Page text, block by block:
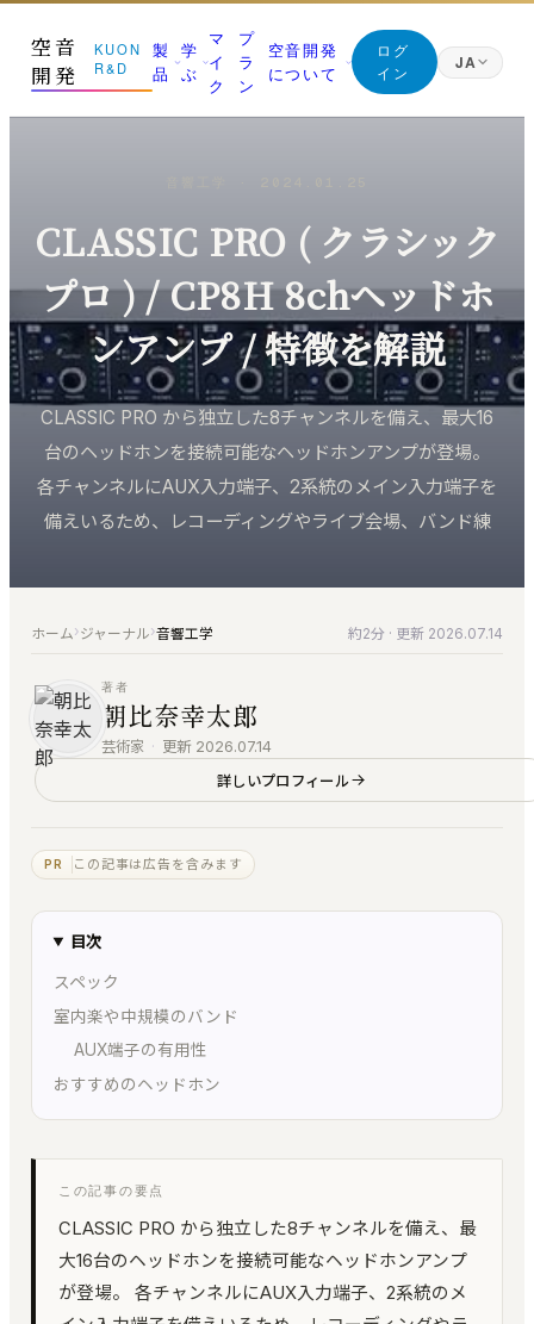
空音
開発
KUON
R&D
製
品
02 録る
その日を捉える｜P-86S・KUON DAW・KUON
DAR・LESSON RECORDER
03 整える
最良の一本にする｜MONTAGE・MAXIMIZER・
ANALYZER・INTONATION
04 残す
Collaborate
音楽家のための AI｜楽典・和声・音響学に答える
KUON NOTE
楽譜が貼れるノート｜五線譜・レッスン録音・マイ
ンドマップ
KUON DAW
ブラウザ DAW｜録音・編集・ミックス
KUON DAR
マスタリング・ベンチ｜編集・修復・解析・書き出
KUON DAR 3D
ADM/BW64
KUON SPATIAL
位相整合｜スポットを整え、立体音響で書き出す
環境キャプチャー
KUON STAGE
KUON FIELD
マイキング一致率｜2D/3D で音場を予測
学
ぶ
最新の記事
新着と、書き直した記事を新しい順に
録音技術
マイクの立て方と楽器別の録り方
部屋と音響
残響・反射・測定・ルームアコースティック
録音機材
楽典と音楽
音響工学
測定・解析・電子回路
KUON AI
読んでも分からないことは、聞いてください。音楽
KUON NOTE
ンドマップ
オープンリール・レストア・レコード
マ
イ
ク
プ
ラ
ン
空音開発
について
創業者
朝比奈幸太郎
世界初の技術
ブラウザだけで完結することを、世界で初めて実現
した技術
KUON の仕組み
ブラウザで完結する設計と、データの扱い
みなさんの声
ログ
イン
JA
Deutsch
German
繁體中文
Traditional Chinese
CLASSIC PRO ( クラシック
プロ ) / CP8H 8chヘッドホ
ンアンプ / 特徴を解説
CLASSIC PRO から独立した8チャンネルを備え、最大16
台のヘッドホンを接続可能なヘッドホンアンプが登場。
各チャンネルにAUX入力端子、2系統のメイン入力端子を
備えいるため、レコーディングやライブ会場、バンド練
ホーム›ジャーナル›音響工学 約2分 · 更新 2026.07.14
著者
朝比奈幸太郎
芸術家 · 更新 2026.07.14
詳しいプロフィール
PR この記事は広告を含みます
目次
スペック
室内楽や中規模のバンド
AUX端子の有用性
おすすめのヘッドホン
この記事の要点
CLASSIC PRO から独立した8チャンネルを備え、最
大16台のヘッドホンを接続可能なヘッドホンアンプ
が登場。 各チャンネルにAUX入力端子、2系統のメ